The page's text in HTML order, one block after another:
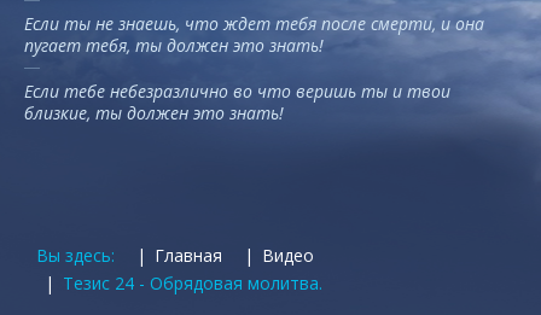
Если ты не знаешь, что ждет тебя после смерти, и она
пугает тебя, ты должен это знать!
Если тебе небезразлично во что веришь ты и твои
близкие, ты должен это знать!
Вы здесь: Главная
Видео
Тезис 24 - Обрядовая молитва.